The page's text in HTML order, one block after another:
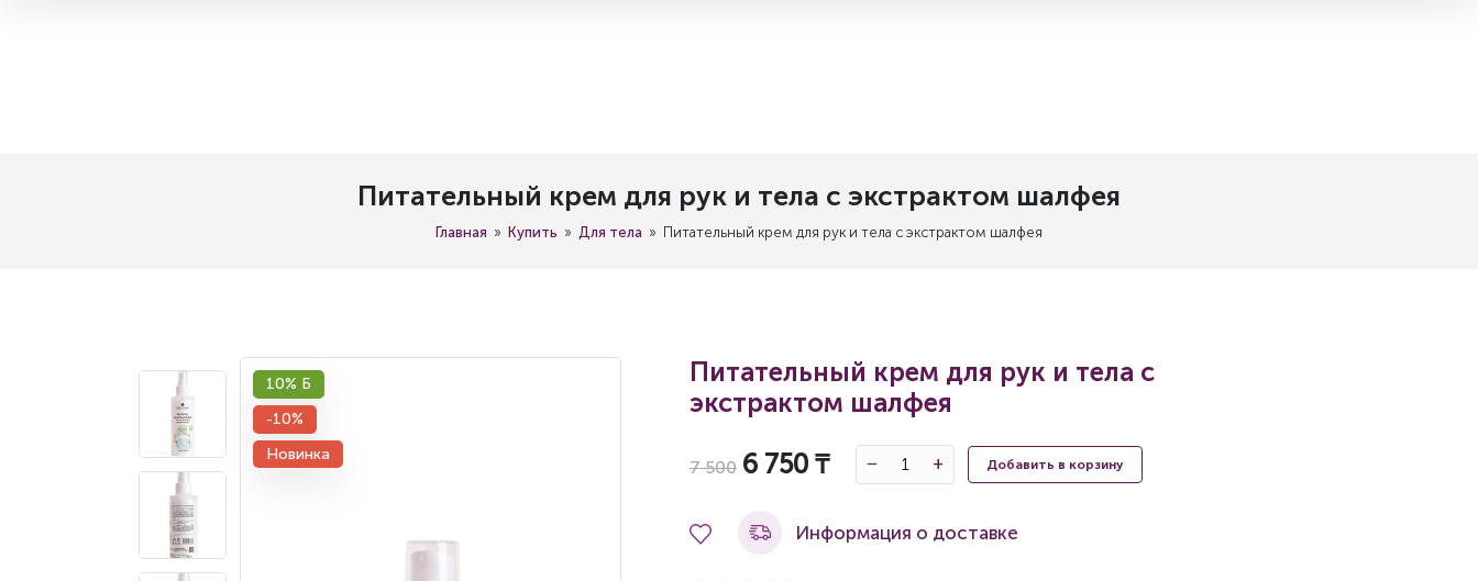
Питательный крем для рук и тела с экстрактом шалфея
Главная Купить Для тела Питательный крем для рук и тела с экстрактом шалфея
10% Б
-10%
Новинка
Питательный крем для рук и тела с
экстрактом шалфея
7 500 6 750 ₸ − + Добавить в корзину
Информация о доставке